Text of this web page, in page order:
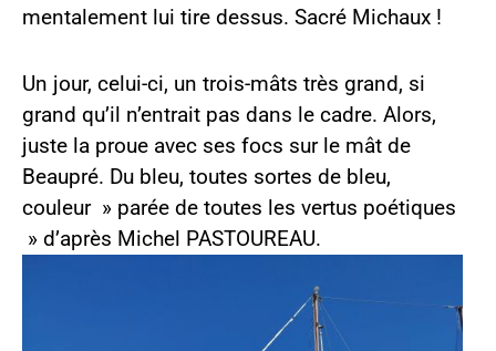
mentalement lui tire dessus. Sacré Michaux !
Un jour, celui-ci, un trois-mâts très grand, si
grand qu’il n’entrait pas dans le cadre. Alors,
juste la proue avec ses focs sur le mât de
Beaupré. Du bleu, toutes sortes de bleu,
couleur » parée de toutes les vertus poétiques
» d’après Michel PASTOUREAU.